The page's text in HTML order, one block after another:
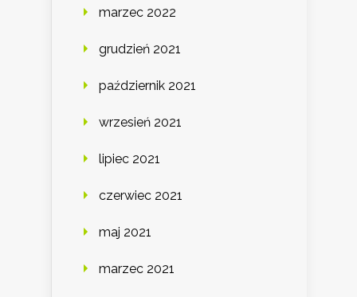
marzec 2022
grudzień 2021
październik 2021
wrzesień 2021
lipiec 2021
czerwiec 2021
maj 2021
marzec 2021